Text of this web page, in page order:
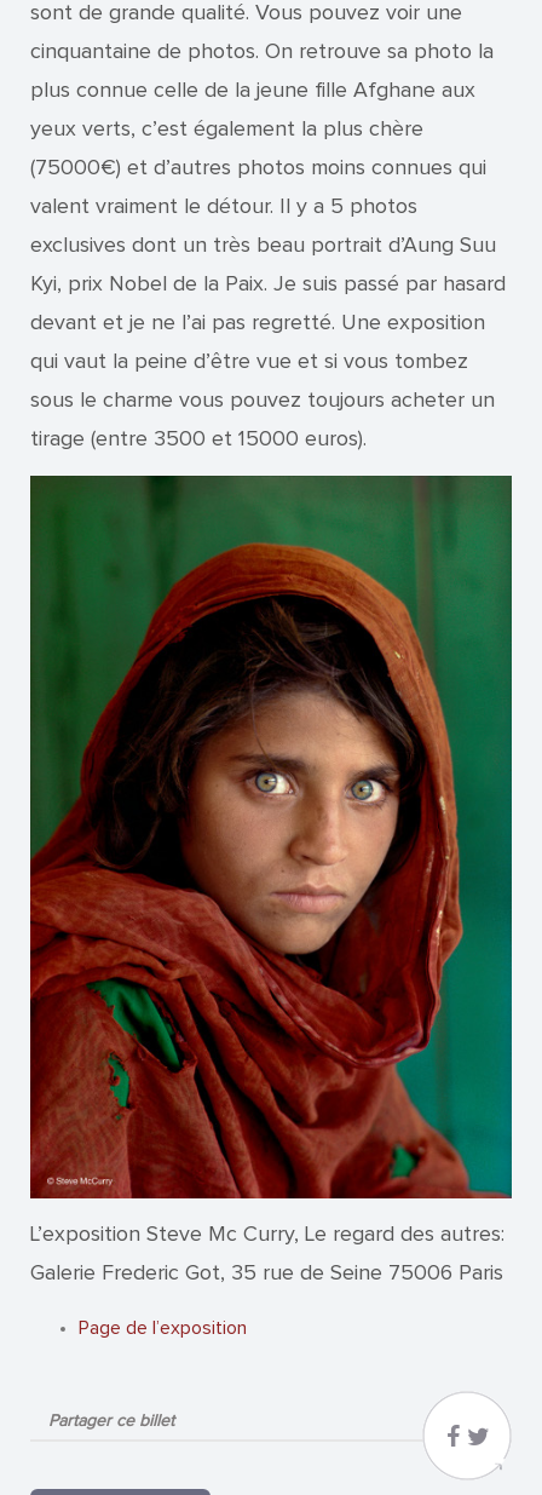
sont de grande qualité. Vous pouvez voir une
cinquantaine de photos. On retrouve sa photo la
plus connue celle de la jeune fille Afghane aux
yeux verts, c’est également la plus chère
(75000€) et d’autres photos moins connues qui
valent vraiment le détour. Il y a 5 photos
exclusives dont un très beau portrait d’Aung Suu
Kyi, prix Nobel de la Paix. Je suis passé par hasard
devant et je ne l’ai pas regretté. Une exposition
qui vaut la peine d’être vue et si vous tombez
sous le charme vous pouvez toujours acheter un
tirage (entre 3500 et 15000 euros).
L’exposition Steve Mc Curry, Le regard des autres:
Galerie Frederic Got, 35 rue de Seine 75006 Paris
Page de l’exposition
Partager ce billet